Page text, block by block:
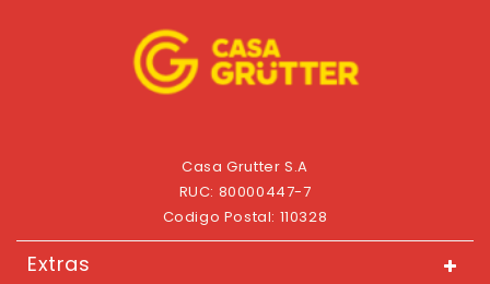
Casa Grutter S.A
RUC: 80000447-7
Codigo Postal: 110328
Extras